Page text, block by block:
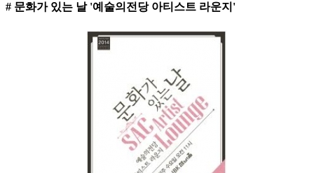
# 문화가 있는 날 '예술의전당 아티스트 라운지'